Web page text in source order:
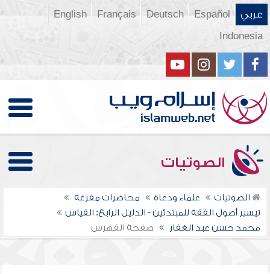
عربي Español
Deutsch
Français
English
Indonesia
الصوتيات
الصوتيات علماء ودعاة
محاضرات مفرغة
تيسير أصول الفقه للمبتدئين - الدليل الرابع: القياس
محمد حسن عبد الغفار
صفحة الفهرس